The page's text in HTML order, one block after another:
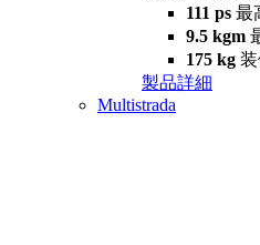
111 ps 最
9.5 kgm
175 kg
製品詳細
Multistrada